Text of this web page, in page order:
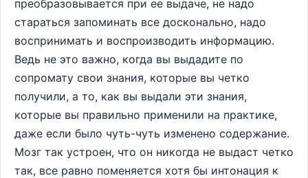
преобразовывается при ее выдаче, не надо
стараться запоминать все досконально, надо
воспринимать и воспроизводить информацию.
Ведь не это важно, когда вы выдадите по
сопромату свои знания, которые вы четко
получили, а то, как вы выдали эти знания,
которые вы правильно применили на практике,
даже если было чуть-чуть изменено содержание.
Мозг так устроен, что он никогда не выдаст четко
так, все равно поменяется хотя бы интонация к